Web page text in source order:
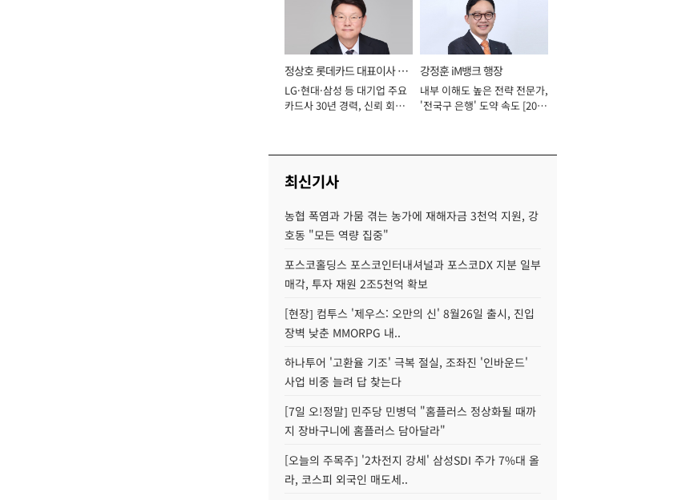
정상호 롯데카드 대표이사 사
장
LG·현대·삼성 등 대기업 주요
카드사 30년 경력, 신뢰 회복
강정훈 iM뱅크 행장
내부 이해도 높은 전략 전문가,
'전국구 은행' 도약 속도 [2026
최신기사
농협 폭염과 가뭄 겪는 농가에 재해자금 3천억 지원, 강
호동 "모든 역량 집중"
포스코홀딩스 포스코인터내셔널과 포스코DX 지분 일부
매각, 투자 재원 2조5천억 확보
[현장] 컴투스 '제우스: 오만의 신' 8월26일 출시, 진입
장벽 낮춘 MMORPG 내..
하나투어 '고환율 기조' 극복 절실, 조좌진 '인바운드'
사업 비중 늘려 답 찾는다
[7일 오!정말] 민주당 민병덕 "홈플러스 정상화될 때까
지 장바구니에 홈플러스 담아달라"
[오늘의 주목주] '2차전지 강세' 삼성SDI 주가 7%대 올
라, 코스피 외국인 매도세..